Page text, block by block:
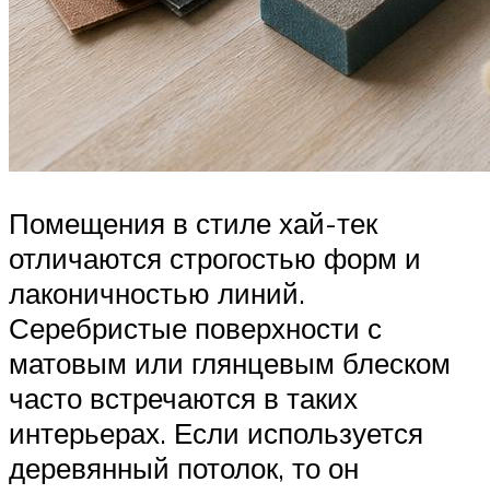
Помещения в стиле хай-тек
отличаются строгостью форм и
лаконичностью линий.
Серебристые поверхности с
матовым или глянцевым блеском
часто встречаются в таких
интерьерах. Если используется
деревянный потолок, то он